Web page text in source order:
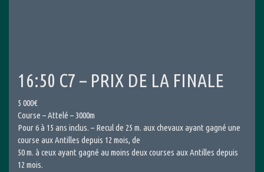
16:50 C7 – PRIX DE LA FINALE
5 000€
Course – Attelé – 3000m
Pour 6 à 15 ans inclus. – Recul de 25 m. aux chevaux ayant gagné une
course aux Antilles depuis 12 mois, de
50 m. à ceux ayant gagné au moins deux courses aux Antilles depuis
12 mois.